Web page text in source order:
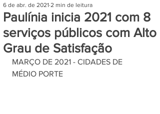
Paulínia inicia 2021 com 8
serviços públicos com Alto
Grau de Satisfação
6 de abr. de 2021 2 min de leitura
MARÇO DE 2021 - CIDADES DE
MÉDIO PORTE